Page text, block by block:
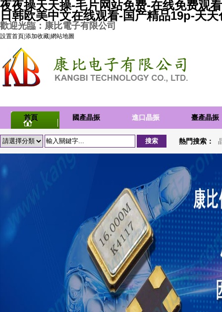
夜夜操天天操-毛片网站免费-在线免费观
日韩欧美中文在线观看-国产精品19p-天
歡迎光臨：康比電子有限公司
設置首頁 添加收藏 網站地圖
首頁 國產晶振 進口晶振 臺產晶振
熱門搜索：